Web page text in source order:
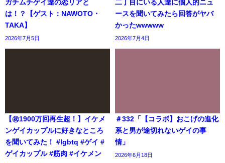
ガチムチゲイ達の恋リアと
は！？【ゲスト：NAWOTO・
TAKA】
2026年7月5日
二丁目にいる人達に個人的ニュ
ースを聞いてみたら回答がヤバ
かったwwwww
2026年7月4日
【㊗️1900万回再生超！】イケメ
ンゲイカップルに好きなところ
を聞いてみた！ #lgbtq #ゲイ #
ゲイカップル #筋肉 #イケメン
＃332「【コラボ】おこげの進化
系と男が途切れないゲイの事
情」
2026年6月18日